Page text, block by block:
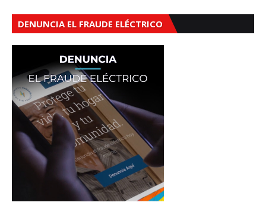
DENUNCIA EL FRAUDE ELÉCTRICO